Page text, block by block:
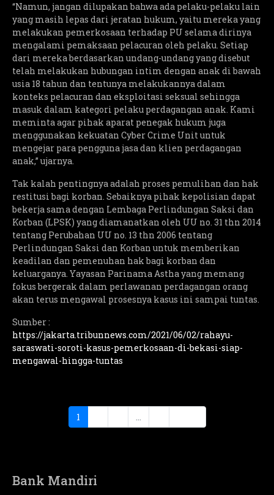
“Namun, jangan dilupakan bahwa ada pelaku-pelaku lain
yang masih lepas dari jeratan hukum, yaitu mereka yang
melakukan pemerkosaan terhadap PU selama dirinya
mengalami pemaksaan pelacuran oleh pelaku. Setiap
dari mereka berdasarkan undang-undang yang disebut
telah melakukan hubungan intim dengan anak di bawah
usia 18 tahun dan tentunya melakukannya dalam
konteks pelacuran dan eksploitasi seksual sehingga
masuk dalam kategori pelaku perdagangan anak. Kami
meminta agar pihak aparat penegak hukum juga
menggunakan kekuatan Cyber Crime Unit untuk
mengejar para pengguna jasa dan klien perdagangan
anak,” ujarnya.
Tak kalah pentingnya adalah proses pemulihan dan hak
restitusi bagi korban. Sebaiknya pihak kepolisian dapat
bekerja sama dengan Lembaga Perlindungan Saksi dan
Korban (LPSK) yang diamanatkan oleh UU no. 31 thn 2014
tentang Perubahan UU no. 13 thn 2006 tentang
Perlindungan Saksi dan Korban untuk memberikan
keadilan dan pemenuhan hak bagi korban dan
keluarganya. Yayasan Parinama Astha yang memang
fokus bergerak dalam perlawanan perdagangan orang
akan terus mengawal prosesnya kasus ini sampai tuntas.
Sumber :
https://jakarta.tribunnews.com/2021/06/02/rahayu-
saraswati-soroti-kasus-pemerkosaan-di-bekasi-siap-
mengawal-hingga-tuntas
1 ...
Bank Mandiri